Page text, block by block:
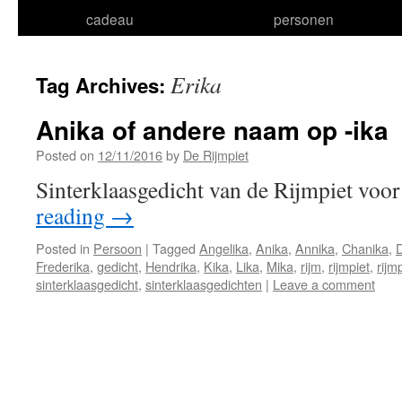
cadeau
personen
Tag Archives: Erika
Anika of andere naam op -ika
Posted on 12/11/2016by De Rijmpiet
Sinterklaasgedicht van de Rijmpiet
reading →
Posted in Persoon | Tagged Angelika, Anika, Annika, Chanika,
Frederika, gedicht, Hendrika, Kika, Lika, Mika, rijm, rijmpiet,
sinterklaasgedicht, sinterklaasgedichten | Leave a comment